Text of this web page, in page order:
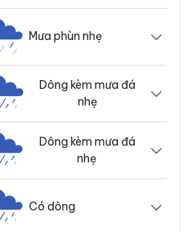
Mưa phùn nhẹ
Dông kèm mưa đá
nhẹ
Dông kèm mưa đá
nhẹ
Có dông